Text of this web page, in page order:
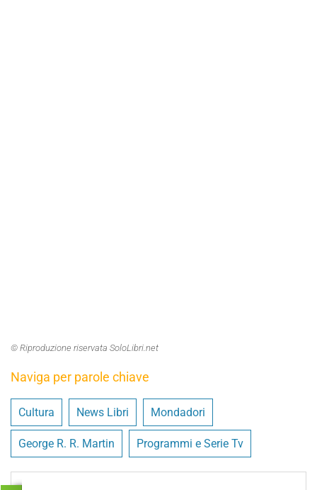
© Riproduzione riservata SoloLibri.net
Naviga per parole chiave
Cultura News Libri Mondadori
George R. R. Martin Programmi e Serie Tv